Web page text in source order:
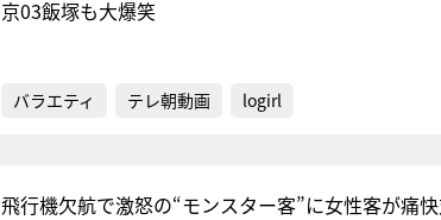
京03飯塚も大爆笑
バラエティ テレ朝動画 logirl
飛行機欠航で激怒の“モンスター客”に女性客が痛